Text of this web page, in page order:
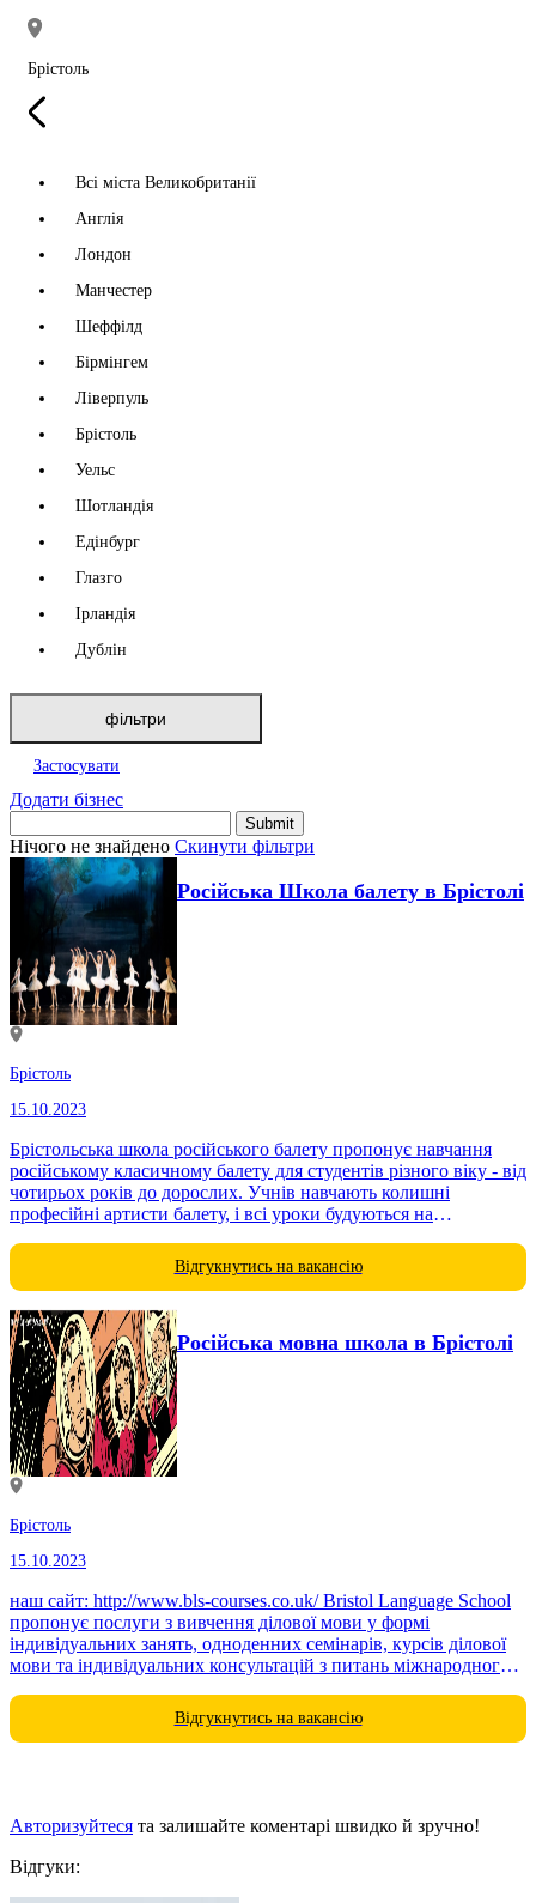
Брістоль
Всі міста Великобританії
Англія
Лондон
Манчестер
Шеффілд
Бірмінгем
Ліверпуль
Брістоль
Уельс
Шотландія
Едінбург
Глазго
Ірландія
Дублін
фільтри
Застосувати
Додати бізнес
Нічого не знайдено Скинути фільтри
Російська Школа балету в Брістолі
Брістоль
15.10.2023
Брістольська школа російського балету пропонує навчання
російському класичному балету для студентів різного віку - від
чотирьох років до дорослих. Учнів навчають колишні
професійні артисти балету, і всі уроки будуються на
Відгукнутись на вакансію
Російська мовна школа в Брістолі
Брістоль
15.10.2023
наш сайт: http://www.bls-courses.co.uk/ Bristol Language School
пропонує послуги з вивчення ділової мови у формі
індивідуальних занять, одноденних семінарів, курсів ділової
мови та індивідуальних консультацій з питань міжнародного
Відгукнутись на вакансію
Авторизуйтеся та залишайте коментарі швидко й зручно!
Відгуки: